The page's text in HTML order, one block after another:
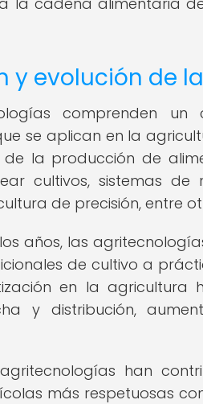
y evolución de
comprenden
se aplican en la
de la producción de
cultivos, sistemas de
de precisión, entre
años, las
de cultivo a
en la agricultura
y distribución,
han
más respetuosas